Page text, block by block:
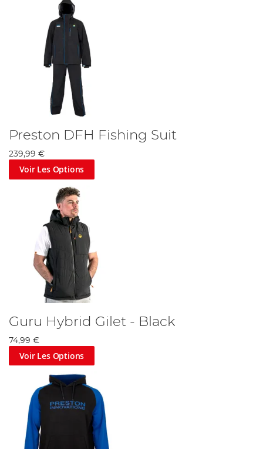
Preston DFH Fishing Suit
239,99 €
Voir Les Options
Guru Hybrid Gilet - Black
74,99 €
Voir Les Options